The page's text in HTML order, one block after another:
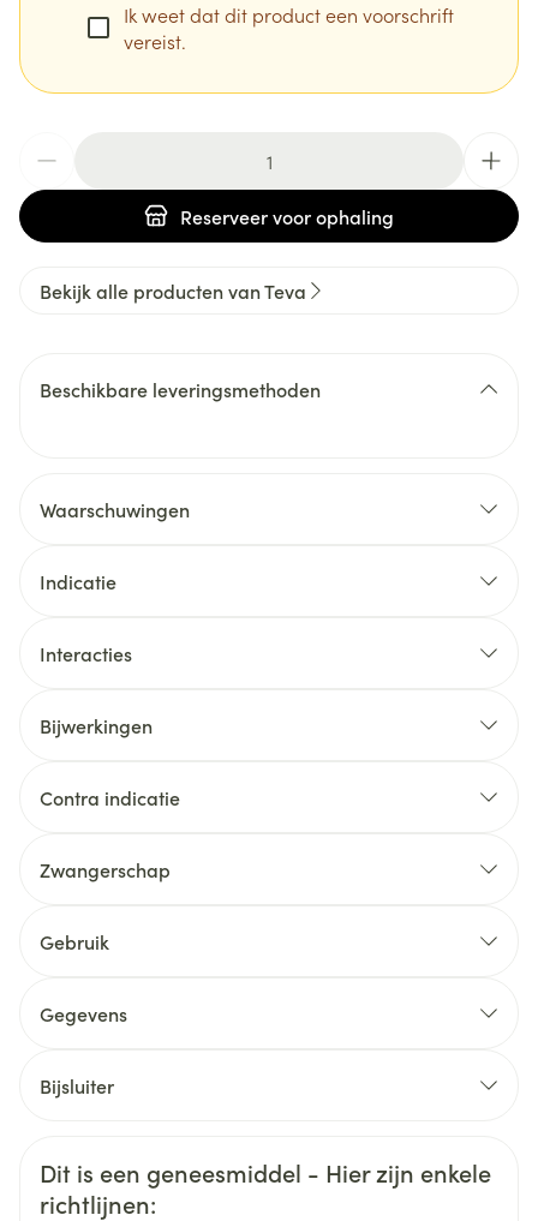
Ik weet dat dit product een voorschrift
vereist.
Reserveervoor ophaling
Bekijk alle producten van Teva
Beschikbare leveringsmethoden
Waarschuwingen
Indicatie
Interacties
Bijwerkingen
Contra indicatie
Zwangerschap
Gebruik
Gegevens
Merken
Bijsluiter
Veiligheidsinformatie
Dit is een geneesmiddel - Hier zijn enkele
richtlijnen: